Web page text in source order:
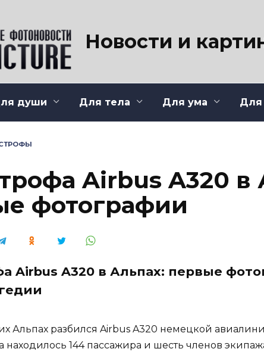
Новости и
души Для тела Для ума Для
Airbus A320 в
фотографии
Airbus A320 в Альпах: первые
Альпах разбился Airbus A320 немецкой
находилось 144 пассажира и шесть членов